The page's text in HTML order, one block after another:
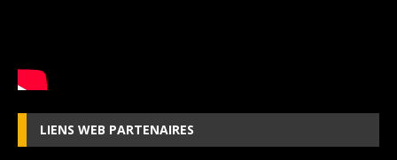
LIENS WEB PARTENAIRES